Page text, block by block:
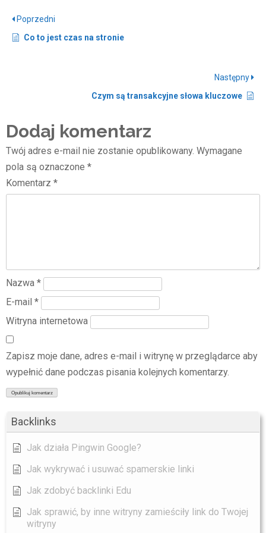
Backlinks
Jak działa Pingwin Google?
Jak wykrywać i usuwać spamerskie linki
Jak zdobyć backlinki Edu
Jak sprawić, by inne witryny zamieściły link do Twojej
witryny
Poprzedni
Co to jest czas na stronie
Następny
Czym są transakcyjne słowa kluczowe
Dodaj komentarz
Twój adres e-mail nie zostanie opublikowany. Wymagane
pola są oznaczone *
Komentarz *
Nazwa *
E-mail *
Witryna internetowa
Zapisz moje dane, adres e-mail i witrynę w przeglądarce aby
wypełnić dane podczas pisania kolejnych komentarzy.